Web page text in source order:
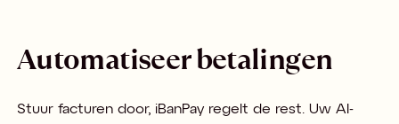
Automatiseer betalingen
Stuur facturen door, iBanPay regelt de rest. Uw AI-